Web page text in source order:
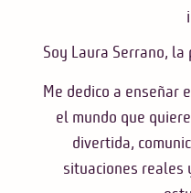
Soy Laura Serrano,
Me dedico a enseñar
el mundo que
divertida,
situaciones reales